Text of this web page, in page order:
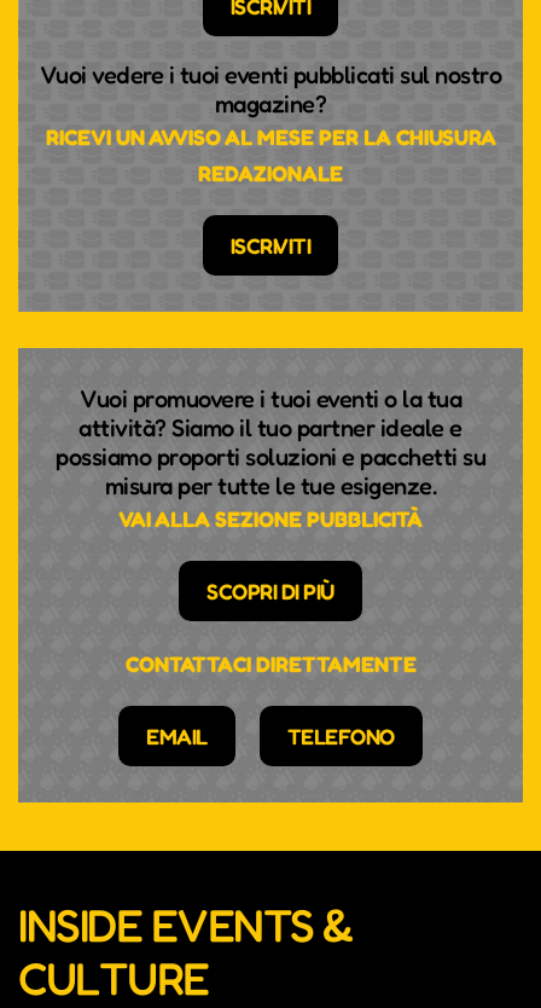
ISCRIVITI
Vuoi vedere i tuoi eventi pubblicati sul nostro
magazine?
RICEVI UN AVVISO AL MESE PER LA CHIUSURA
REDAZIONALE
ISCRIVITI
Vuoi promuovere i tuoi eventi o la tua
attività? Siamo il tuo partner ideale e
possiamo proporti soluzioni e pacchetti su
misura per tutte le tue esigenze.
VAI ALLA SEZIONE PUBBLICITÀ
SCOPRI DI PIÙ
CONTATTACI DIRETTAMENTE
EMAIL TELEFONO
INSIDE EVENTS &
CULTURE